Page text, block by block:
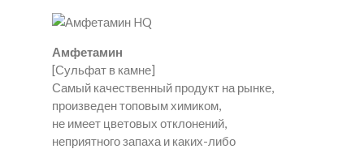
Амфетамин
[Сульфат в камне]
Самый качественный продукт на рынке,
произведен топовым химиком,
не имеет цветовых отклонений,
неприятного запаха и каких-либо